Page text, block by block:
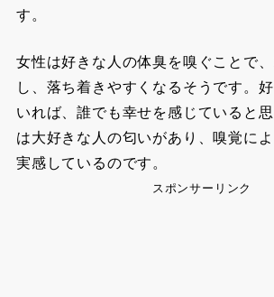
す。
女性は好きな人の体臭を嗅ぐことで
し、落ち着きやすくなるそうです。
いれば、誰でも幸せを感じていると
は大好きな人の匂いがあり、嗅覚に
実感しているのです。
スポンサーリンク